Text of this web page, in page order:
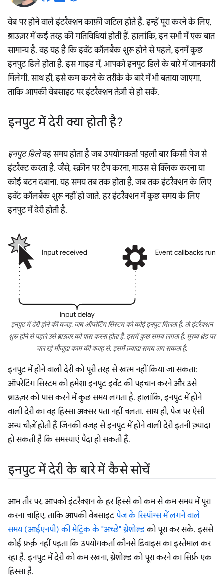
वेब पर होने वाले इंटरैक्शन काफ़ी जटिल होते हैं. इन्हें पूरा करने के लिए,
ब्राउज़र में कई तरह की गतिविधियां होती हैं. हालांकि, इन सभी में एक बात
सामान्य है. वह यह है कि इवेंट कॉलबैक शुरू होने से पहले, इनमें कुछ
इनपुट डिले होता है. इस गाइड में, आपको इनपुट डिले के बारे में जानकारी
मिलेगी. साथ ही, इसे कम करने के तरीके के बारे में भी बताया जाएगा,
ताकि आपकी वेबसाइट पर इंटरैक्शन तेज़ी से हो सकें.
इनपुट में देरी क्या होती है?
इनपुट डिलेवह समय होता है जब उपयोगकर्ता पहली बार किसी पेज से
इंटरैक्ट करता है. जैसे, स्क्रीन पर टैप करना, माउस से क्लिक करना या
कोई बटन दबाना. यह समय तब तक होता है, जब तक इंटरैक्शन के लिए
इवेंट कॉलबैक शुरू नहीं हो जाते. हर इंटरैक्शन में कुछ समय के लिए
इनपुट में देरी होती है.
इनपुट में देरी होने की वजह. जब ऑपरेटिंग सिस्टम को कोई इनपुट मिलता है, तो इंटरैक्शन
शुरू होने से पहले उसे ब्राउज़र को पास करना होता है. इसमें कुछ समय लगता है. मुख्य थ्रेड पर
चल रहे मौजूदा काम की वजह से, इसमें ज़्यादा समय लग सकता है.
इनपुट में होने वाली देरी को पूरी तरह से खत्म नहीं किया जा सकता:
ऑपरेटिंग सिस्टम को हमेशा इनपुट इवेंट की पहचान करने और उसे
ब्राउज़र को पास करने में कुछ समय लगता है. हालांकि, इनपुट में होने
वाली देरी का वह हिस्सा अक्सर पता नहीं चलता. साथ ही, पेज पर ऐसी
अन्य चीज़ें होती हैं जिनकी वजह से इनपुट में होने वाली देरी इतनी ज़्यादा
हो सकती है कि समस्याएं पैदा हो सकती हैं.
इनपुट में देरी के बारे में कैसे सोचें
आम तौर पर, आपको इंटरैक्शन के हर हिस्से को कम से कम समय में पूरा
करना चाहिए, ताकि आपकी वेबसाइटपेज के रिस्पॉन्स में लगने वाले
समय (आईएनपी) की मेट्रिक के "अच्छे" थ्रेशोल्डको पूरा कर सके. इससे
कोई फ़र्क़ नहीं पड़ता कि उपयोगकर्ता कौनसे डिवाइस का इस्तेमाल कर
रहा है. इनपुट में देरी को कम रखना, थ्रेशोल्ड को पूरा करने का सिर्फ़ एक
हिस्सा है.